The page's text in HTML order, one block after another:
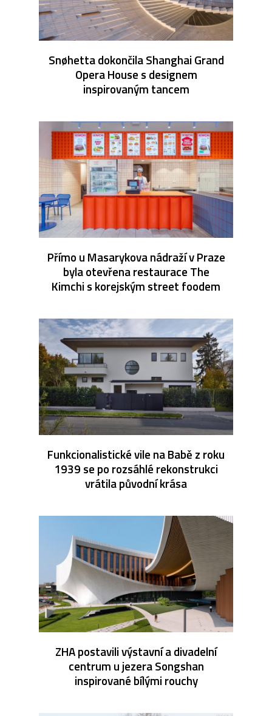
Snøhetta dokončila Shanghai Grand
Opera House s designem
inspirovaným tancem
Přímo u Masarykova nádraží v Praze
byla otevřena restaurace The
Kimchi s korejským street foodem
Funkcionalistické vile na Babě z roku
1939 se po rozsáhlé rekonstrukci
vrátila původní krása
ZHA postavili výstavní a divadelní
centrum u jezera Songshan
inspirované bílými rouchy